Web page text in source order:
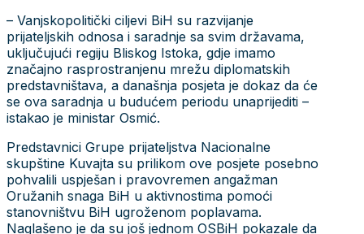
– Vanjskopolitički ciljevi BiH su razvijanje
prijateljskih odnosa i saradnje sa svim državama,
uključujući regiju Bliskog Istoka, gdje imamo
značajno rasprostranjenu mrežu diplomatskih
predstavništava, a današnja posjeta je dokaz da će
se ova saradnja u budućem periodu unaprijediti –
istakao je ministar Osmić.
Predstavnici Grupe prijateljstva Nacionalne
skupštine Kuvajta su prilikom ove posjete posebno
pohvalili uspješan i pravovremen angažman
Oružanih snaga BiH u aktivnostima pomoći
stanovništvu BiH ugroženom poplavama.
Naglašeno je da su još jednom OSBiH pokazale da